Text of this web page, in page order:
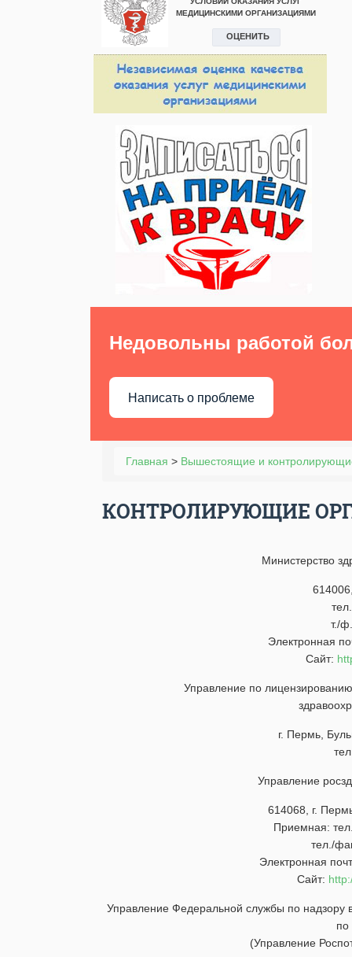
Недовольны работой
Написать о проблеме
Главная > Вышестоящие и
КОНТРОЛИРУЮЩИЕ
Министерство
т./
Электронная
Сайт:
Управление по
г. Пермь,
Управление
614068, г.
Приемная:
тел./
Электронная
Сайт:
Управление Федеральной службы по надзору
по
(Управление